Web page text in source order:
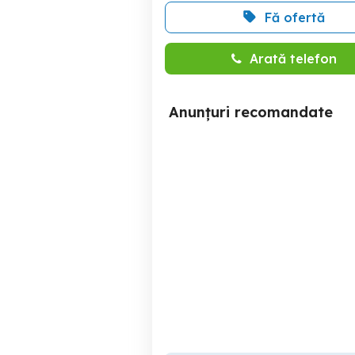
Fă ofertă
Arată telefon
Anunțuri recomandate